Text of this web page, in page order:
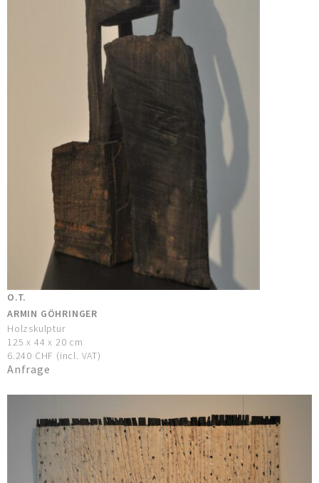
O.T.
ARMIN GÖHRINGER
Holzskulptur
125 x 44 x 20 cm
6.240 CHF (incl. VAT)
Anfrage